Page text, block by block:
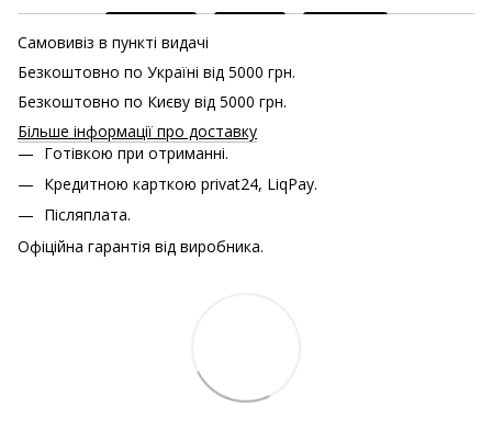
Самовивіз в пункті видачі
Безкоштовно по Україні від 5000 грн.
Безкоштовно по Києву від 5000 грн.
Більше інформації про доставку
Готівкою при отриманні.
Кредитною карткою privat24, LiqPay.
Післяплата.
Офіційна гарантія від виробника.